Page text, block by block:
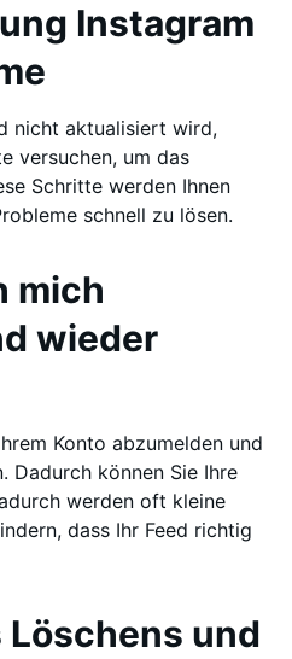
Instagram
nicht aktualisiert wird,
versuchen, um das
Schritte werden Ihnen
schnell zu lösen.
mich
wieder
Konto abzumelden und
Dadurch können Sie Ihre
werden oft kleine
dass Ihr Feed richtig
Löschens und